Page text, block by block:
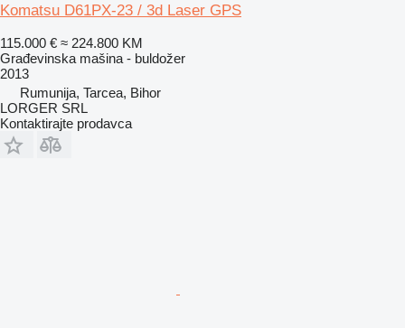
Komatsu D61PX-23 / 3d Laser GPS
115.000 € ≈ 224.800 KM
Građevinska mašina - buldožer
2013
Rumunija, Tarcea, Bihor
LORGER SRL
Kontaktirajte prodavca